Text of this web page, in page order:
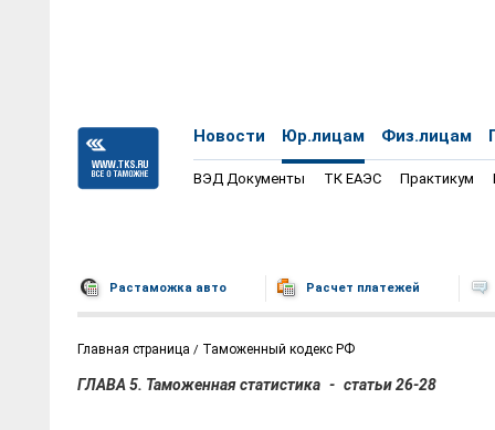
Новости Юр.лицам Физ.лицам
ВЭД Документы ТК ЕАЭС Практикум
Растаможка авто Расчет платежей
Главная страница Таможенный кодекс РФ
ГЛАВА 5. Таможенная статистика - статьи 26-28